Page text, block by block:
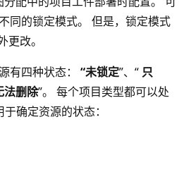
同的锁定模式。 但是，锁定模式
改。
有四种状态： “未锁定”、“ 只
法删除”。 每个项目类型都可以处
确定资源的状态：